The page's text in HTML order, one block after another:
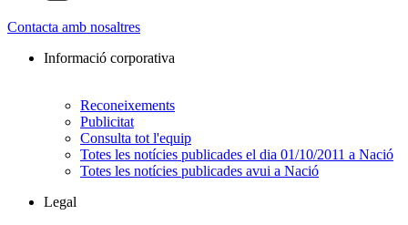
Contacta amb nosaltres
Informació corporativa
Reconeixements
Publicitat
Consulta tot l'equip
Totes les notícies publicades el dia 01/10/2011 a Nació
Totes les notícies publicades avui a Nació
Legal